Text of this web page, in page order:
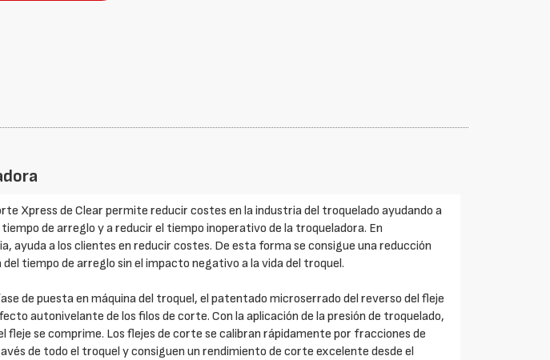
Xpress de Clear permite reducir costes en la industria del troquelado ayudando a
de arreglo y a reducir el tiempo inoperativo de la troqueladora. En
ayuda a los clientes en reducir costes. De esta forma se consigue una reducción
tiempo de arreglo sin el impacto negativo a la vida del troquel.
de puesta en máquina del troquel, el patentado microserrado del reverso del fleje
autonivelante de los filos de corte. Con la aplicación de la presión de troquelado,
fleje se comprime. Los flejes de corte se calibran rápidamente por fracciones de
de todo el troquel y consiguen un rendimiento de corte excelente desde el